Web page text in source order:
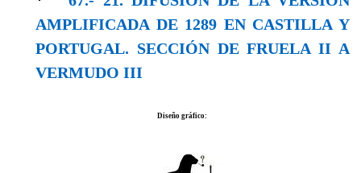
AMPLIFICADA DE 1289 EN CASTILLA Y
PORTUGAL. SECCIÓN DE FRUELA II A
VERMUDO III
Diseño gráfico: